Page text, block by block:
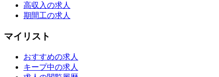
高収入の求人
期間工の求人
マイリスト
おすすめの求人
キープ中の求人